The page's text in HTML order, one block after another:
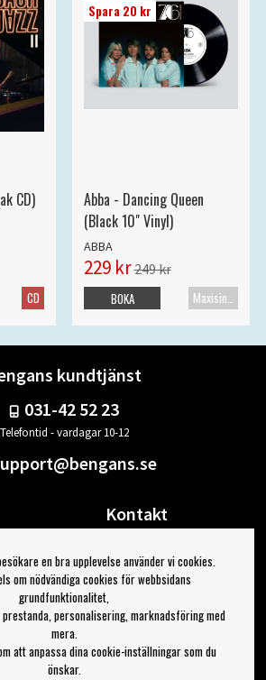
CD)
CD
Spara 20 kr
Abba - Dancing Queen
(Black 10" Vinyl)
ABBA
229 kr249 kr
Maxisingel
BOKA
kundtjänst
031-42 52 23
Telefontid - vardagar 10-12
Kontakt
Din sida
Logga ut
ha tips från Bengans
en bra upplevelse använder vi cookies.
om nödvändiga cookies för webbsidans
grundfunktionalitet,
personalisering, marknadsföring med
mera.
att anpassa dina cookie-inställningar som du
önskar.